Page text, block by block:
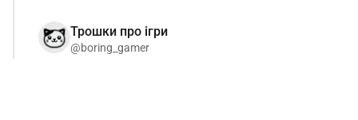
Трошки про ігри
@boring_gamer